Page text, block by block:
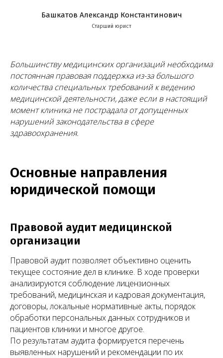
Башкатов Александр Константинович
Старший юрист
Большинству медицинских организаций необходима
постоянная правовая поддержка из-за большого
количества специальных требований к ведению
медицинской деятельности, даже если в настоящий
момент клиника не пострадала от допущенных
нарушений законодательства в сфере
здравоохранения.
Основные направления
юридической помощи
Правовой аудит медицинской
организации
Правовой аудит позволяет объективно оценить
текущее состояние дел в клинике. В ходе проверки
анализируются соблюдение лицензионных
требований, медицинская и кадровая документация,
договоры, локальные нормативные акты, порядок
обработки персональных данных сотрудников и
пациентов клиники и многое другое.
По результатам аудита формируется перечень
выявленных нарушений и рекомендации по их